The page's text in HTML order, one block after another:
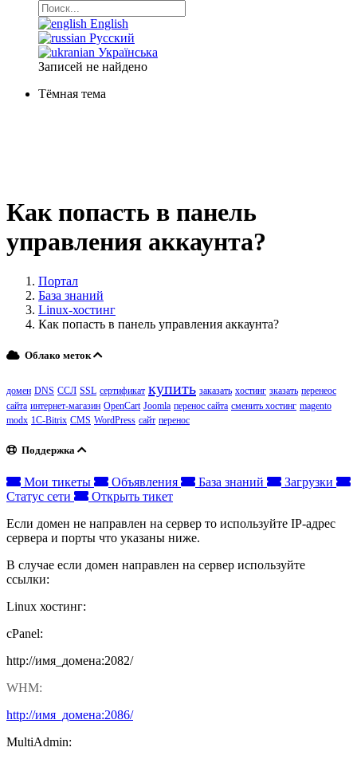
English
Русский
Українська
Записей не найдено
Тёмная тема
Как попасть в панель
управления аккаунта?
Портал
База знаний
Linux-хостинг
Как попасть в панель управления аккаунта?
Облако меток
домен DNS ССЛ SSL сертификат купить заказать хостинг зказать перенеос
сайта интернет-магазин OpenCart Joomla перенос сайта сменить хостинг magento
modx 1C-Bitrix CMS WordPress сайт перенос
Поддержка
Мои тикеты Объявления База знаний
Загрузки
Статус сети
Открыть тикет
Если домен не направлен на сервер то используйте IP-адрес
сервера и порты что указаны ниже.
В случае если домен направлен на сервер используйте
ссылки:
Linux хостинг:
cPanel:
http://имя_домена:2082/
WHM:
http://имя_домена:2086/
MultiAdmin: